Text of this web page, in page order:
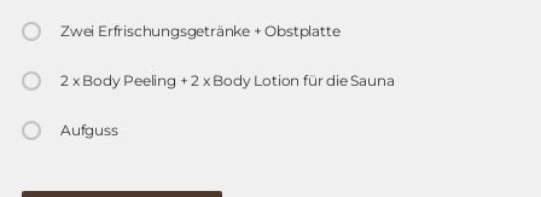
Zwei Erfrischungsgetränke + Obstplatte
2 x Body Peeling + 2 x Body Lotion für die Sauna
Aufguss